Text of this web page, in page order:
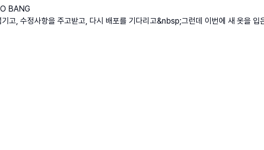
BANG
고, 수정사항을 주고받고, 다시 배포를 기다리고&nbsp;그런데 이번에 새 옷을 입